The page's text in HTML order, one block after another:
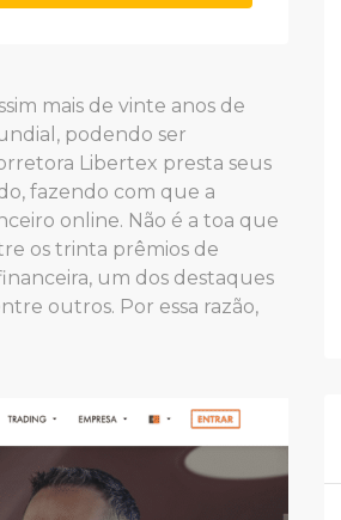
mais de vinte anos de
podendo ser
Libertex presta seus
fazendo com que a
online. Não é a toa que
os trinta prêmios de
um dos destaques
outros. Por essa razão,